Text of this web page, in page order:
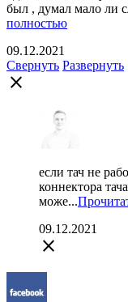
был , думал мало ли
полностью
09.12.2021
Свернуть Развернуть
close
если тач не
коннектора
може...
09.12.2021
close